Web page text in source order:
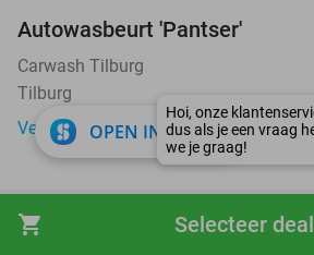
shopping_cart Selecteer deal
Autowasbeurt 'Pantser'
Carwash Tilburg
Tilburg
Verkocht: 1.911OPEN IN APP close